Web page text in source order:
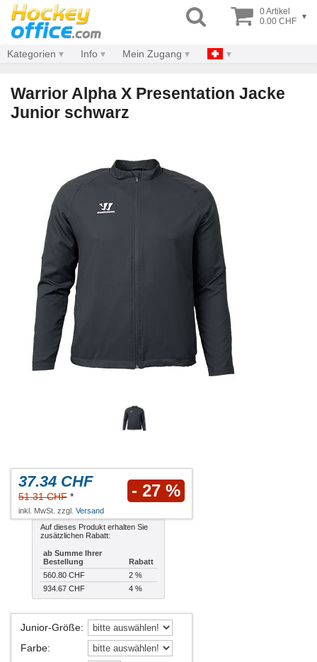
0 Artikel
0.00 CHF ▾
Kategorien Info Mein Zugang
Warrior Alpha X Presentation Jacke
Junior schwarz
37.34 CHF
51.31 CHF * - 27 %
inkl. MwSt. zzgl. Versand
Auf dieses Produkt erhalten Sie
zusätzlichen Rabatt:
ab Summe Ihrer
Bestellung
Rabatt
560.80 CHF
2 %
934.67 CHF
4 %
Junior-Größe:
Farbe: